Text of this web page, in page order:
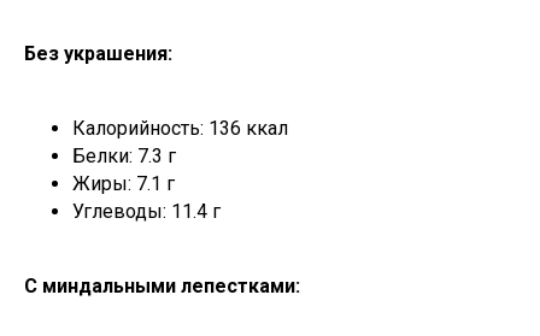
Без украшения:
Калорийность: 136 ккал
Белки: 7.3 г
Жиры: 7.1 г
Углеводы: 11.4 г
С миндальными лепестками: